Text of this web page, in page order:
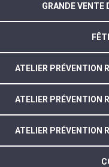
GRANDE VENTE
ATELIER PRÉVENTION
ATELIER PRÉVENTION
ATELIER PRÉVENTION